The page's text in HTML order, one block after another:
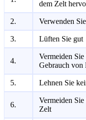
dem Zelt
2. Verwenden
3. Lüften Sie gut
4.
Vermeiden Sie
Gebrauch von
5. Lehnen Sie
6.
Vermeiden
Zelt